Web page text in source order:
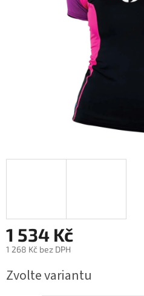
1 534 Kč
1 268 Kč bez DPH
Zvolte variantu